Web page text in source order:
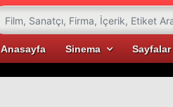
Anasayfa Sinema Sayfalar